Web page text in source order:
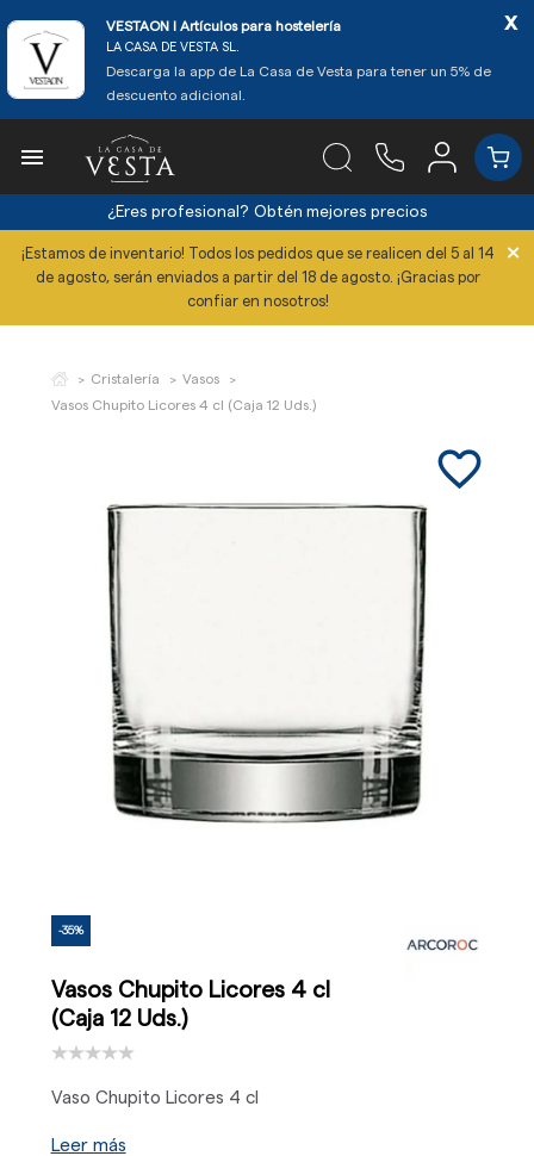
VESTAON l Artículos para hostelería
LA CASA DE VESTA SL.
Descarga la app de La Casa de Vesta para tener un 5% de
descuento adicional.
x

¿Eres profesional? Obtén mejores precios
¡Estamos de inventario! Todos los pedidos que se realicen del 5 al 14
de agosto, serán enviados a partir del 18 de agosto. ¡Gracias por
confiar en nosotros!
×
Cristalería
Vasos
Vasos Chupito Licores 4 cl (Caja 12 Uds.)
favorite_border
-35%
Vasos Chupito Licores 4 cl
(Caja 12 Uds.)
Vaso Chupito Licores 4 cl
Leer más